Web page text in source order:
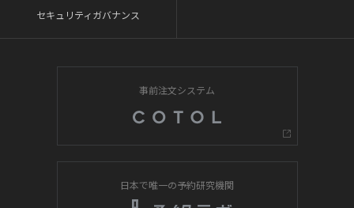
セキュリティガバナンス
事前注文システム
日本で唯一の予約研究機関